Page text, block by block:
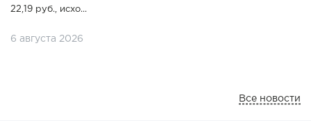
22,19 руб., исхо...
6 августа 2026
Все новости